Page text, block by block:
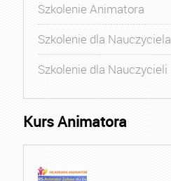
Szkolenie Animatora
Szkolenie dla Nauczyciela
Szkolenie dla Nauczycieli
Kurs Animatora